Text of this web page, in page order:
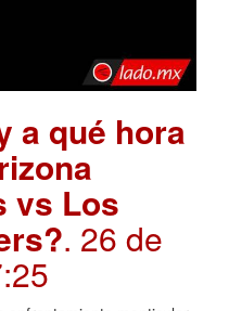
a qué hora
vs Los
. 26 de